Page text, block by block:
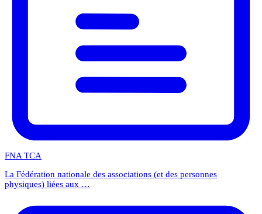
FNA TCA
La Fédération nationale des associations (et des personnes
physiques) liées aux …